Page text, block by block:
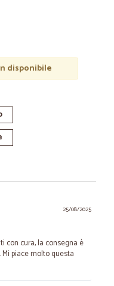
disponibile
25/08/2025
con cura, la consegna è
piace molto questa